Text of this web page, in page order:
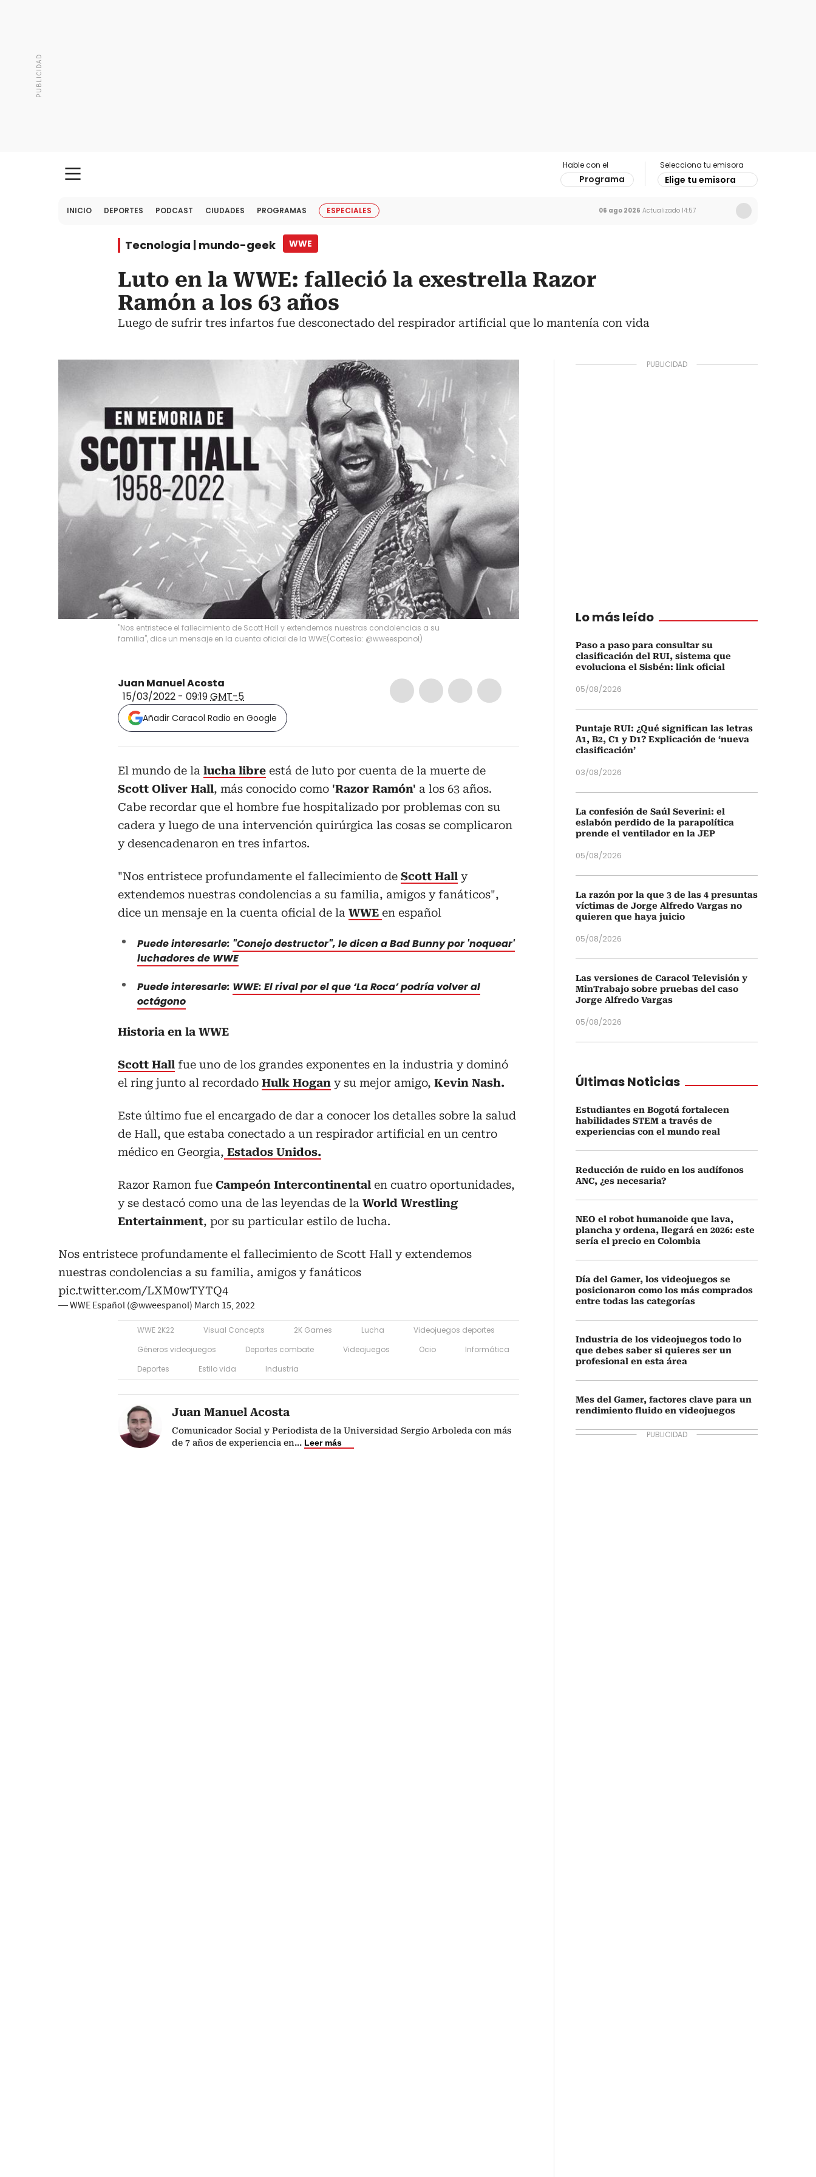
Hable con el
Programa
Selecciona tu emisora
Elige tu emisora
INICIO DEPORTES PODCAST CIUDADES PROGRAMAS ESPECIALES 06 ago 2026 Actualizado 14:57
Tecnología | mundo-geek WWE
Luto en la WWE: falleció la exestrella Razor
Ramón a los 63 años
Luego de sufrir tres infartos fue desconectado del respirador artificial que lo mantenía con vida
"Nos entristece el fallecimiento de Scott Hall y extendemos nuestras condolencias a su
familia", dice un mensaje en la cuenta oficial de la WWE(Cortesía: @wweespanol)
Juan Manuel Acosta
15/03/2022 - 09:19GMT-5
Añadir Caracol Radio en Google
El mundo de la lucha libre está de luto por cuenta de la muerte de
Scott Oliver Hall, más conocido como 'Razor Ramón' a los 63 años.
Cabe recordar que el hombre fue hospitalizado por problemas con su
cadera y luego de una intervención quirúrgica las cosas se complicaron
y desencadenaron en tres infartos.
"Nos entristece profundamente el fallecimiento de Scott Hall y
extendemos nuestras condolencias a su familia, amigos y fanáticos",
dice un mensaje en la cuenta oficial de la WWE en español
Puede interesarle: "Conejo destructor", le dicen a Bad Bunny por 'noquear'
luchadores de WWE
Puede interesarle: WWE: El rival por el que ‘La Roca’ podría volver al
octágono
Historia en la WWE
Scott Hall fue uno de los grandes exponentes en la industria y dominó
el ring junto al recordado Hulk Hogan y su mejor amigo, Kevin Nash.
Este último fue el encargado de dar a conocer los detalles sobre la salud
de Hall, que estaba conectado a un respirador artificial en un centro
médico en Georgia, Estados Unidos.
Razor Ramon fue Campeón Intercontinental en cuatro oportunidades,
y se destacó como una de las leyendas de la World Wrestling
Entertainment, por su particular estilo de lucha.
Nos entristece profundamente el fallecimiento de Scott Hall y extendemos
nuestras condolencias a su familia, amigos y fanáticos
pic.twitter.com/LXM0wTYTQ4
— WWE Español (@wweespanol) March 15, 2022
WWE 2K22 Visual Concepts 2K Games Lucha
Videojuegos deportes
Géneros videojuegos
Deportes combate Videojuegos Ocio
Informática
Deportes
Estilo vida Industria
Juan Manuel Acosta
Comunicador Social y Periodista de la Universidad Sergio Arboleda con más
de 7 años de experiencia en... Leer más
Lo más leído
Paso a paso para consultar su
clasificación del RUI, sistema que
evoluciona el Sisbén: link oficial
05/08/2026
Puntaje RUI: ¿Qué significan las letras
A1, B2, C1 y D1? Explicación de ‘nueva
clasificación’
03/08/2026
La confesión de Saúl Severini: el
eslabón perdido de la parapolítica
prende el ventilador en la JEP
05/08/2026
La razón por la que 3 de las 4 presuntas
víctimas de Jorge Alfredo Vargas no
quieren que haya juicio
05/08/2026
Las versiones de Caracol Televisión y
MinTrabajo sobre pruebas del caso
Jorge Alfredo Vargas
05/08/2026
Últimas Noticias
Estudiantes en Bogotá fortalecen
habilidades STEM a través de
experiencias con el mundo real
Reducción de ruido en los audífonos
ANC, ¿es necesaria?
NEO el robot humanoide que lava,
plancha y ordena, llegará en 2026: este
sería el precio en Colombia
Día del Gamer, los videojuegos se
posicionaron como los más comprados
entre todas las categorías
Industria de los videojuegos todo lo
que debes saber si quieres ser un
profesional en esta área
Mes del Gamer, factores clave para un
rendimiento fluido en videojuegos